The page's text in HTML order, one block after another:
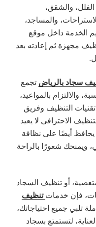
والشقق،
والمساجد،
الخدمة داخل موقع
مجهزة ثم إعادته بعد
سجاد بالرياض تجمع
والالتزام بالمواعيد،
التنظيف وفريق
الاحترافي لا يعيد
أيضًا على نظافة
ويمنحك شعورًا بالراحة
أو تنظيف السجاد
فإن خدمات تنظيف
تلبي جميع احتياجاتك،
لتستمتع بسجاد